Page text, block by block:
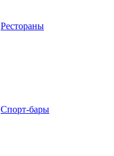
Рестораны
Спорт-бары